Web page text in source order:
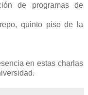
de programas de
quinto piso de la
en estas charlas